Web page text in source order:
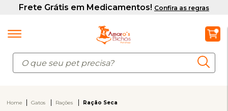
Home Gatos Rações Ração Seca